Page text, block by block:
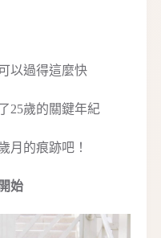
以過得這麼快
25歲的關鍵年紀
月的痕跡吧！
始